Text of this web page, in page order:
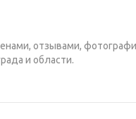
отзывами,
и области.